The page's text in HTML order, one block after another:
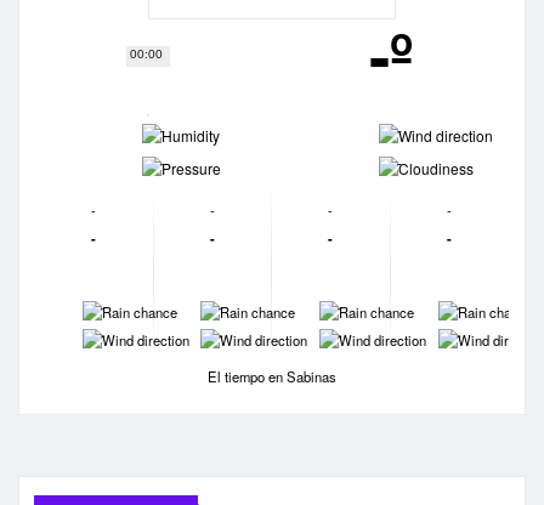
00:00 -º
-
-
-
-
-
-
-
-
-
-
-
-
-
-
-
-
-
-
-
-
El tiempo en Sabinas